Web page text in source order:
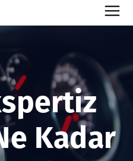
Kadar